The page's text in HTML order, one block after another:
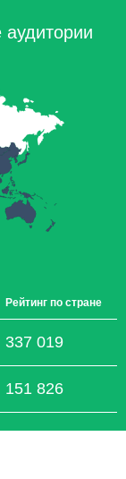
аудитории
Рейтинг по стране
337 019
151 826